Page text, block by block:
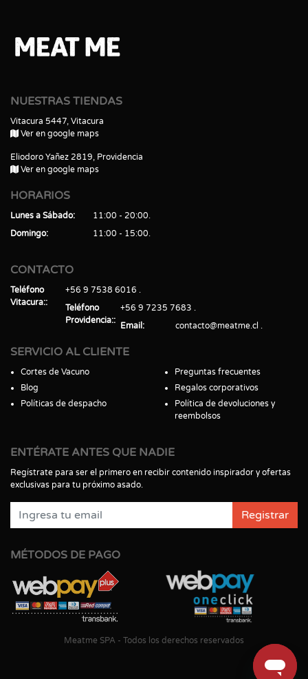
NUESTRAS TIENDAS
Vitacura 5447, Vitacura
Ver en google maps
Eliodoro Yañez 2819, Providencia
Ver en google maps
HORARIOS
Lunes a Sábado
11:00 - 20:00
Domingo
11:00 - 15:00
CONTACTO
Teléfono
Vitacura:
+56 9 7538 6016
Teléfono
Providencia:
+56 9 7235 7683
Email
contacto@meatme.cl
SERVICIO AL CLIENTE
Cortes de Vacuno
Blog
Políticas de despacho
Preguntas frecuentes
Regalos corporativos
Política de devoluciones y
reembolsos
ENTÉRATE ANTES QUE NADIE
Regístrate para ser el primero en recibir contenido inspirador y ofertas
exclusivas para tu próximo asado.
Registrar
MÉTODOS DE PAGO
Meatme SPA - Todos los derechos reservados